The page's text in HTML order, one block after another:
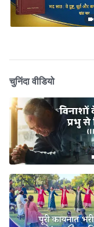
चुनिंदा वीडियो